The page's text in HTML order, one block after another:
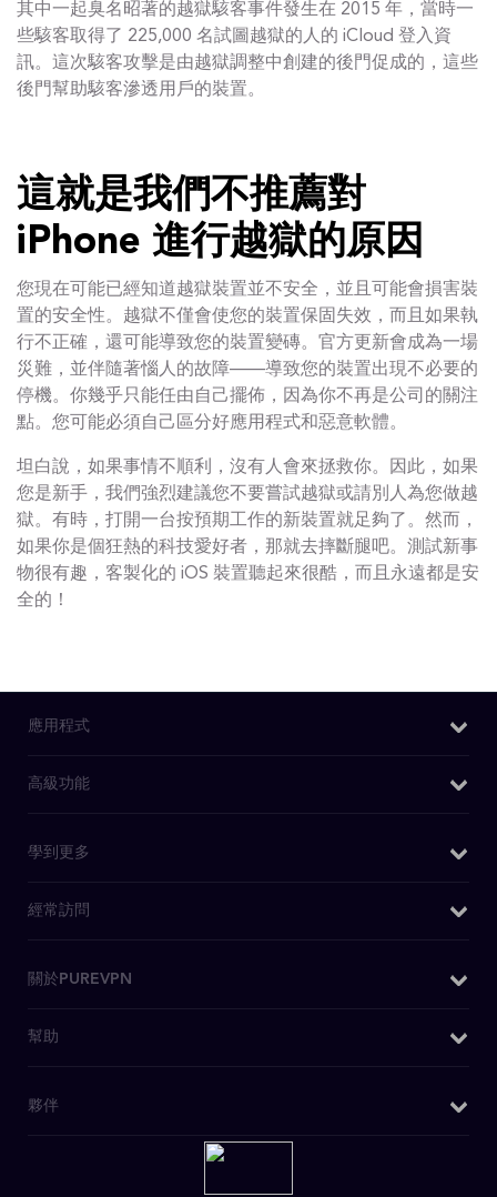
其中一起臭名昭著的越獄駭客事件發生在 2015 年，當時一
些駭客取得了 225,000 名試圖越獄的人的 iCloud 登入資
訊。這次駭客攻擊是由越獄調整中創建的後門促成的，這些
後門幫助駭客滲透用戶的裝置。
這就是我們不推薦對
iPhone 進行越獄的原因
您現在可能已經知道越獄裝置並不安全，並且可能會損害裝
置的安全性。越獄不僅會使您的裝置保固失效，而且如果執
行不正確，還可能導致您的裝置變磚。官方更新會成為一場
災難，並伴隨著惱人的故障——導致您的裝置出現不必要的
停機。你幾乎只能任由自己擺佈，因為你不再是公司的關注
點。您可能必須自己區分好應用程式和惡意軟體。
坦白說，如果事情不順利，沒有人會來拯救你。因此，如果
您是新手，我們強烈建議您不要嘗試越獄或請別人為您做越
獄。有時，打開一台按預期工作的新裝置就足夠了。然而，
如果你是個狂熱的科技愛好者，那就去摔斷腿吧。測試新事
物很有趣，客製化的 iOS 裝置聽起來很酷，而且永遠都是安
全的！
應用程式
Windows VPN
Android VPN
Firefox 擴充套件
安卓電視 VPN
Huawei VPN
高級功能
我的IP是什麽
IPv6洩漏測試
學到更多
為什麼選擇PureVPN
什麽是VPN
經常訪問
購買VPN
美國IP
私人瀏覽
關於PUREVPN
關於我們
PureVPN評論
幫助
客戶支援
夥伴